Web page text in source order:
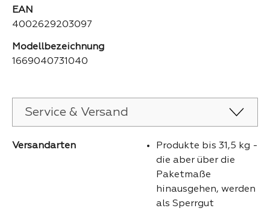
EAN
4002629203097
Modellbezeichnung
1669040731040
Service & Versand
Versandarten
Produkte bis 31,5 kg -
die aber über die
Paketmaße
hinausgehen, werden
als Sperrgut